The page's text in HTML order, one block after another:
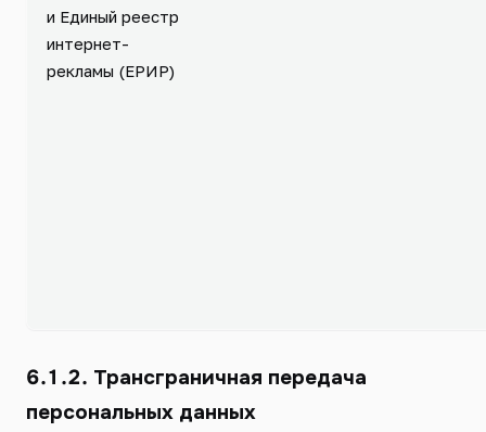
и Единый реестр
интернет-
рекламы (ЕРИР)
6.1.2. Трансграничная передача
персональных данных